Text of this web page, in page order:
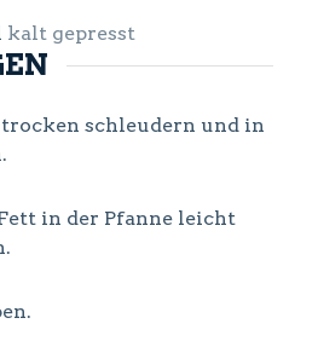
kalt gepresst
trocken schleudern und in
in der Pfanne leicht